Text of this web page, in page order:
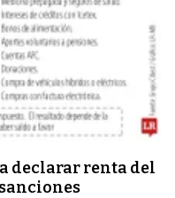
declarar renta del